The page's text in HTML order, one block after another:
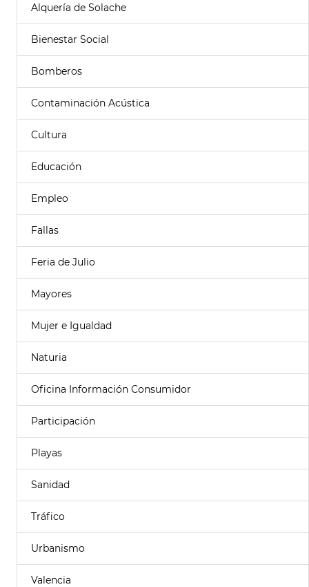
Alquería de Solache
Bienestar Social
Bomberos
Contaminación Acústica
Cultura
Educación
Empleo
Fallas
Feria de Julio
Mayores
Mujer e Igualdad
Naturia
Oficina Información Consumidor
Participación
Playas
Sanidad
Tráfico
Urbanismo
Valencia